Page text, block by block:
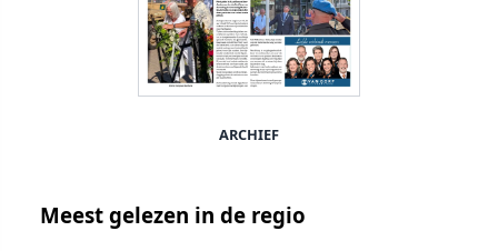
ARCHIEF
Meest gelezen in de regio